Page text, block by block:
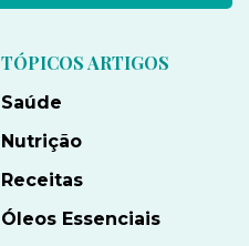
TÓPICOS ARTIGOS
Saúde
Nutrição
Receitas
Óleos Essenciais